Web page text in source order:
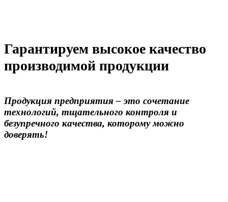
Гарантируем высокое качество
производимой продукции
Продукция предприятия – это сочетание
технологий, тщательного контроля и
безупречного качества, которому можно
доверять!